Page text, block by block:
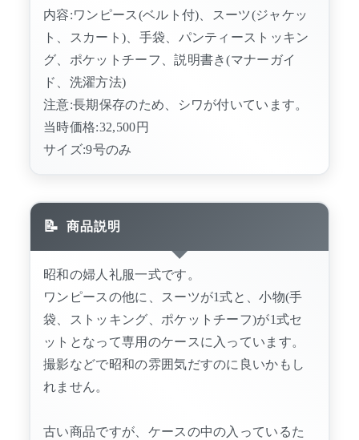
内容:ワンピース(ベルト付)、スーツ(ジャケッ
ト、スカート)、手袋、パンティーストッキン
グ、ポケットチーフ、説明書き(マナーガイ
ド、洗濯方法)
注意:長期保存のため、シワが付いています。
当時価格:32,500円
サイズ:9号のみ
商品説明
昭和の婦人礼服一式です。
ワンピースの他に、スーツが1式と、小物(手
袋、ストッキング、ポケットチーフ)が1式セ
ットとなって専用のケースに入っています。
撮影などで昭和の雰囲気だすのに良いかもし
れません。
古い商品ですが、ケースの中の入っているた